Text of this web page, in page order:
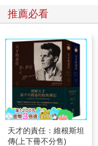
郎》（Murphy Brown），
根（Candice Bergen）飾
季結尾中，墨菲成了單親
權重的職務，凱莉再次接
的圓滿人生。要過這樣的
友，也許再加一個油漆工
妳照顧寶寶。
這就是凱莉當時的人生規
華盛頓特區上大學時開始
大聽說的那樣容易抵達。
貲。
推薦必看
天才的責任：維根斯坦
傳(上下冊不分售)